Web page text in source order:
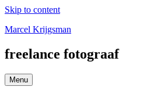
Skip to content
Marcel Krijgsman
freelance fotograaf
Menu